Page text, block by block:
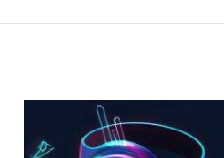
Convenience